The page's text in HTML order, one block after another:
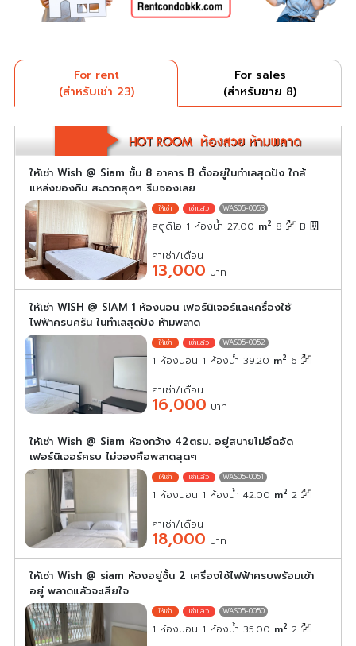
For rent
(สำหรับเช่า 23)
For sales
(สำหรับขาย 8)
ให้เช่า Wish @ Siam ชั้น 8 อาคาร B ตั้งอยู่ในทำเลสุดปัง ใกล้
แหล่งของกิน สะดวกสุดๆ รีบจองเลย
WAS05-0053
สตูดิโอ 1 ห้องน้ำ 27.00 m2 8 B
ค่าเช่า/เดือน
13,000 บาท
ให้เช่า WISH @ SIAM 1 ห้องนอน เฟอร์นิเจอร์และเครื่องใช้
ไฟฟ้าครบครัน ในทำเลสุดปัง ห้ามพลาด
WAS05-0052
1 ห้องนอน 1 ห้องน้ำ 39.20 m2 6
ค่าเช่า/เดือน
16,000 บาท
ให้เช่า Wish @ Siam ห้องกว้าง 42ตรม. อยู่สบายไม่อึดอัด
เฟอร์นิเจอร์ครบ ไม่จองคือพลาดสุดๆ
WAS05-0051
1 ห้องนอน 1 ห้องน้ำ 42.00 m2 2
ค่าเช่า/เดือน
18,000 บาท
ให้เช่า Wish @ siam ห้องอยู่ชั้น 2 เครื่องใช้ไฟฟ้าครบพร้อมเข้า
อยู่ พลาดแล้วจะเสียใจ
WAS05-0050
1 ห้องนอน 1 ห้องน้ำ 35.00 m2 2